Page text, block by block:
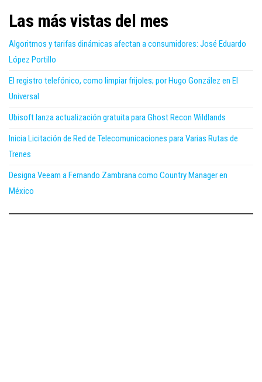
Las más vistas del mes
Algoritmos y tarifas dinámicas afectan a consumidores: José Eduardo
López Portillo
El registro telefónico, como limpiar frijoles; por Hugo González en El
Universal
Ubisoft lanza actualización gratuita para Ghost Recon Wildlands
Inicia Licitación de Red de Telecomunicaciones para Varias Rutas de
Trenes
Designa Veeam a Fernando Zambrana como Country Manager en
México